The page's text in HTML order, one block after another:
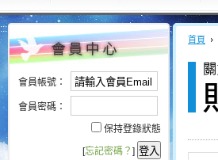
:::
會員帳號：
會員密碼：
保持登錄狀態
[忘記密碼？ ]
:::
首頁